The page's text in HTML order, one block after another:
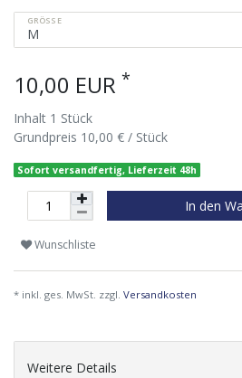
GRÖSSE
10,00 EUR *
Inhalt 1 Stück
Grundpreis 10,00 € / Stück
Sofort versandfertig, Lieferzeit 48h
In den
Wunschliste
* inkl. ges. MwSt. zzgl. Versandkosten
Weitere Details